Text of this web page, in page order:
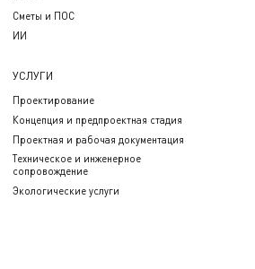
Сметы и ПОС
ИИ
УСЛУГИ
Проектирование
Концепция и предпроектная стадия
Проектная и рабочая документация
Техническое и инженерное
сопровождение
Экологические услуги